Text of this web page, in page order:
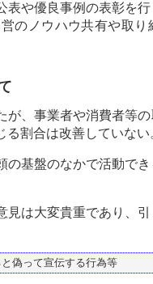
や優良事例の表彰を
のノウハウ共有や取り
、事業者や消費者等
割合は改善していない
基盤のなかで活動で
は大変貴重であり、
偽って宣伝する行為等